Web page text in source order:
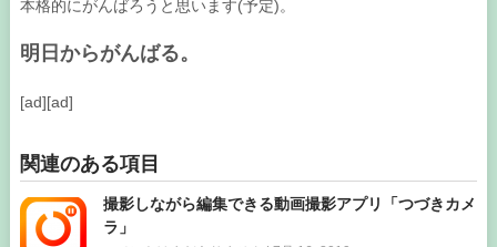
本格的にがんばろうと思います(予定)。
明日からがんばる。
[ad][ad]
関連のある項目
撮影しながら編集できる動画撮影アプリ「つづきカメ
ラ」